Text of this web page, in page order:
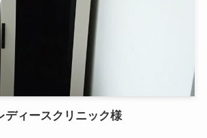
ディースクリニック様